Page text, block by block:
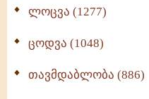
ლოცვა (1277)
ცოდვა (1048)
თავმდაბლობა (886)